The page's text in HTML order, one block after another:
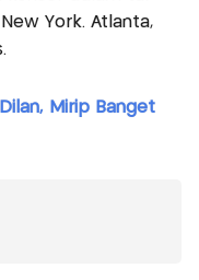
York. Atlanta,
Mirip Banget